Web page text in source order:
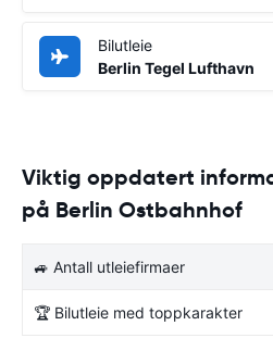
Bilutleie
Berlin Tegel Lufthavn
Viktig oppdatert
på Berlin Ostbahnhof
🚙 Antall utleiefirmaer
🏆 Bilutleie med toppkarakter